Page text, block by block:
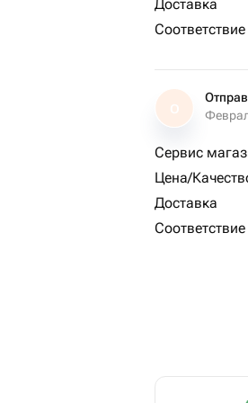
Доставка
Соответствие
О
Сервис
Цена/
Доставка
Соответствие